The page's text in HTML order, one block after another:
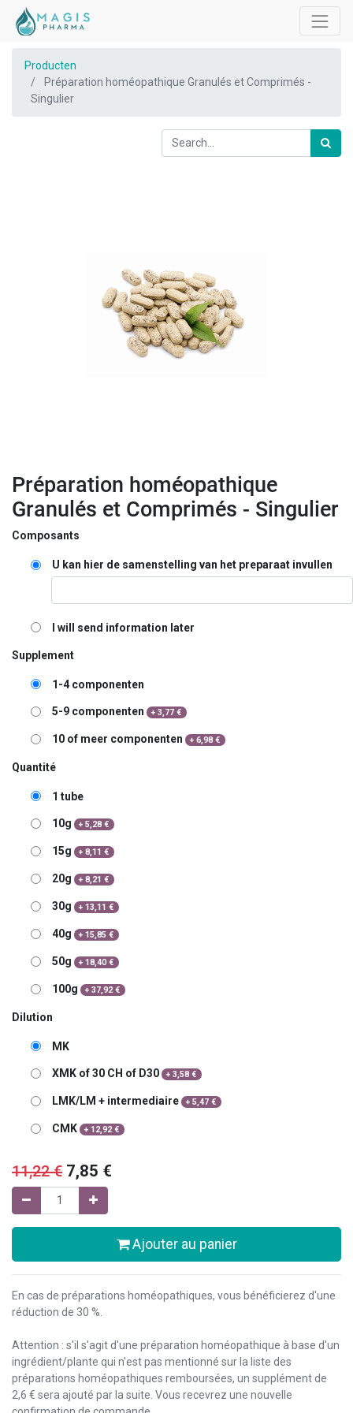
Producten
Préparation homéopathique Granulés et Comprimés -
Singulier
Préparation homéopathique
Granulés et Comprimés - Singulier
Composants
U kan hier de samenstelling van het preparaat invullen
I will send information later
Supplement
1-4 componenten
5-9 componenten +3,77 €
10 of meer componenten +6,98 €
Quantité
1 tube
10g +5,28 €
15g +8,11 €
20g +8,21 €
30g +13,11 €
40g +15,85 €
50g +18,40 €
100g +37,92 €
Dilution
MK
XMK of 30 CH of D30 +3,58 €
LMK/LM + intermediaire +5,47 €
CMK +12,92 €
11,22€ 7,85 €
Ajouter au panier
En cas de préparations homéopathiques, vous bénéficierez d'une
réduction de 30 %.
Attention : s'il s'agit d'une préparation homéopathique à base d'un
ingrédient/plante qui n'est pas mentionné sur la liste des
préparations homéopathiques remboursées, un supplément de
2,6 € sera ajouté par la suite. Vous recevrez une nouvelle